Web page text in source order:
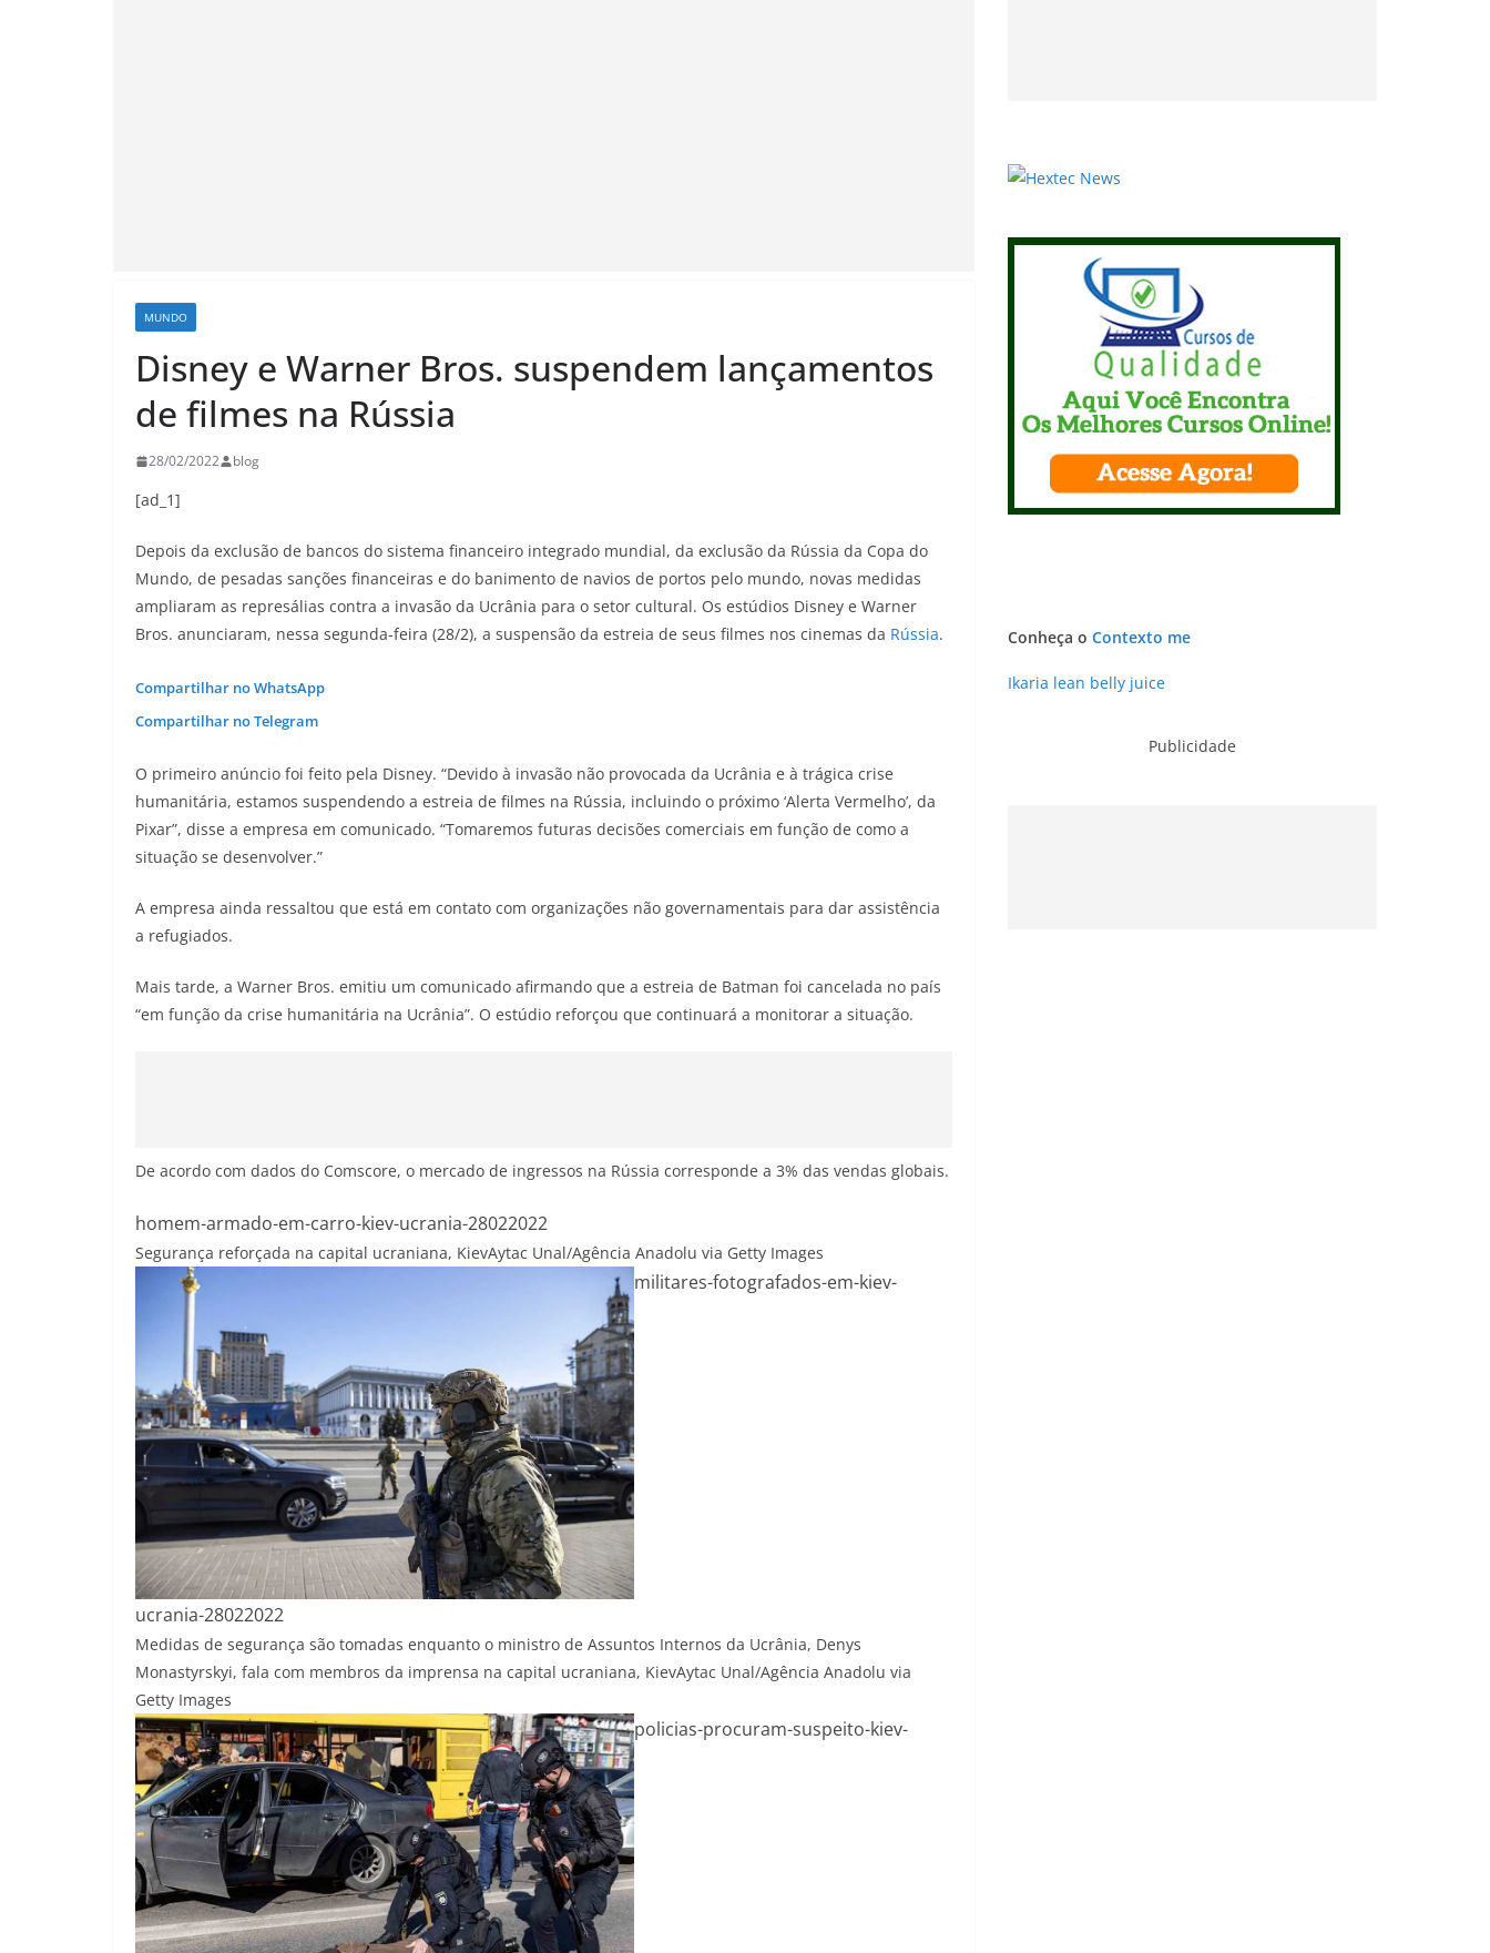
MUNDO
Disney e Warner Bros. suspendem lançamentos
de filmes na Rússia
28/02/2022 blog
[ad_1]
Depois da exclusão de bancos do sistema financeiro integrado mundial, da exclusão da Rússia da Copa do
Mundo, de pesadas sanções financeiras e do banimento de navios de portos pelo mundo, novas medidas
ampliaram as represálias contra a invasão da Ucrânia para o setor cultural. Os estúdios Disney e Warner
Bros. anunciaram, nessa segunda-feira (28/2), a suspensão da estreia de seus filmes nos cinemas da Rússia.
Compartilhar no WhatsApp
Compartilhar no Telegram
O primeiro anúncio foi feito pela Disney. “Devido à invasão não provocada da Ucrânia e à trágica crise
humanitária, estamos suspendendo a estreia de filmes na Rússia, incluindo o próximo ‘Alerta Vermelho’, da
Pixar”, disse a empresa em comunicado. “Tomaremos futuras decisões comerciais em função de como a
situação se desenvolver.”
A empresa ainda ressaltou que está em contato com organizações não governamentais para dar assistência
a refugiados.
Mais tarde, a Warner Bros. emitiu um comunicado afirmando que a estreia de Batman foi cancelada no país
“em função da crise humanitária na Ucrânia”. O estúdio reforçou que continuará a monitorar a situação.
De acordo com dados do Comscore, o mercado de ingressos na Rússia corresponde a 3% das vendas globais.
homem-armado-em-carro-kiev-ucrania-28022022
Segurança reforçada na capital ucraniana, KievAytac Unal/Agência Anadolu via Getty Images
militares-fotografados-em-kiev-
ucrania-28022022
Medidas de segurança são tomadas enquanto o ministro de Assuntos Internos da Ucrânia, Denys
Monastyrskyi, fala com membros da imprensa na capital ucraniana, KievAytac Unal/Agência Anadolu via
Getty Images
policias-procuram-suspeito-kiev-
Conheça o Contexto me
Ikaria lean belly juice
Publicidade